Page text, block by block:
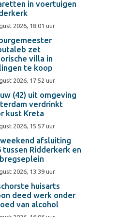
in voertuigen
2026, 18:01 uur
zet
villa in
te koop
2026, 17:52 uur
(42) uit omgeving
verdrinkt
kust Kreta
2026, 15:57 uur
afsluiting
tussen Ridderkerk en
2026, 13:39 uur
huisarts
deed werk onder
van alcohol